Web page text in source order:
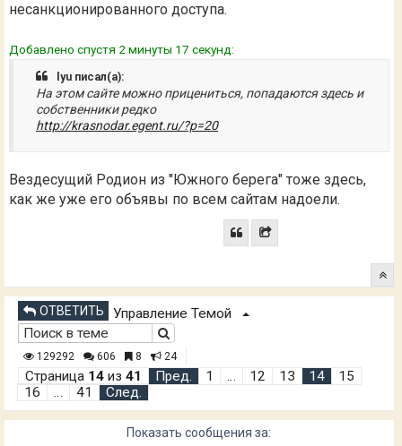
несанкционированного доступа.
Добавлено спустя 2 минуты 17 секунд:
lyu писал(а):
На этом сайте можно прицениться, попадаются здесь и
собственники редко
http://krasnodar.egent.ru/?p=20
Вездесущий Родион из "Южного берега" тоже здесь,
как же уже его объявы по всем сайтам надоели.
ОТВЕТИТЬ Управление Темой
129292 606 8 24
Страница 14 из 41 Пред. 1 … 12 13 14
15
16
… 41 След.
Показать сообщения за: